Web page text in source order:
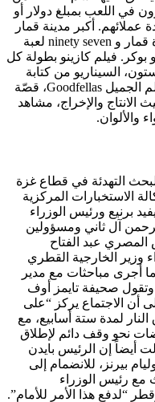
المقامرون في اللعب بمبلغ دولار أو
عملائهم. أكبر مدينة قمار
في مصر هي القاهرة مع thirteen منشأة قمار و ninety seven لعبة
فيديو بوكر. فيلم كازينو بطولة كل
السيناريو من كتابة
نيكولاس بيليجي وهو كاتب سيناريو الفيلم الجميل Goodfellas، قصّة
والإخراج، مشاهد
والألوان.
لبحث التهدئة في قطاع غزة
الاستخبارات المركزية
برنيع ورئيس الوزراء
آل ثاني ومسؤولين
عبد الفتاح
وزير الخارجية القطري
أجرى مباحثات مع مدير
وتقول صحيفة تايمز أوف
أن الاجتماع يركز “على
لمدة ستة أسابيع، مع
نحو وقف دائم لإطلاق
أيضاً إن الرئيس بايدن
بيرنز، للانضمام إلى
مع رئيس الوزراء
“لدفع هذا الأمر للأمام”.